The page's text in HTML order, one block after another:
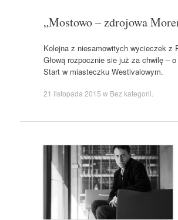
„Mostowo – zdrojowa
Kolejna z niesamowitych wycieczek z
Głową rozpocznie sie już za chwilę –
Start w miasteczku Westivalowym.
21 listopada 2015 w Bez kategorii